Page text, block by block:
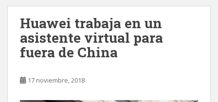
Huawei trabaja en un
asistente virtual para
fuera de China
17 noviembre, 2018